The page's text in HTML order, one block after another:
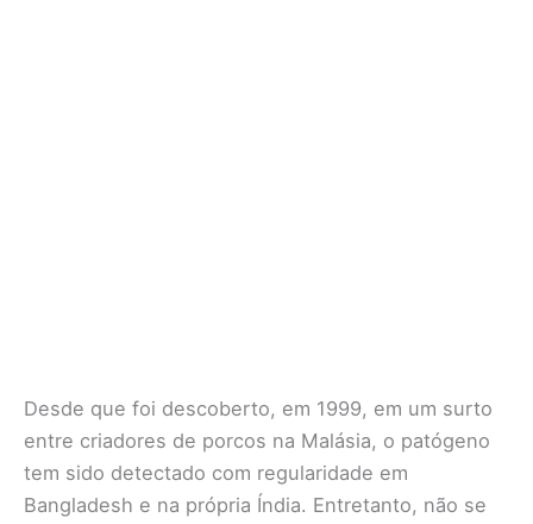
Desde que foi descoberto, em 1999, em um surto
entre criadores de porcos na Malásia, o patógeno
tem sido detectado com regularidade em
Bangladesh e na própria Índia. Entretanto, não se